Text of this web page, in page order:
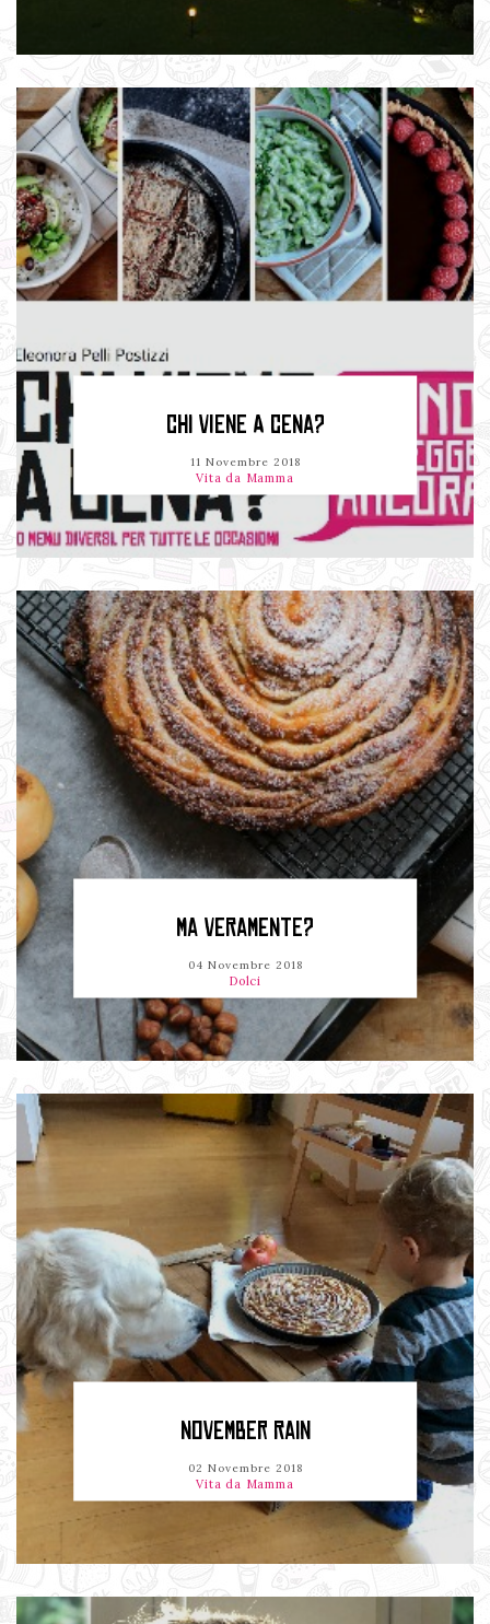
CHI VIENE A CENA?
11 Novembre 2018
Vita da Mamma
MA VERAMENTE?
04 Novembre 2018
Dolci
NOVEMBER RAIN
02 Novembre 2018
Vita da Mamma